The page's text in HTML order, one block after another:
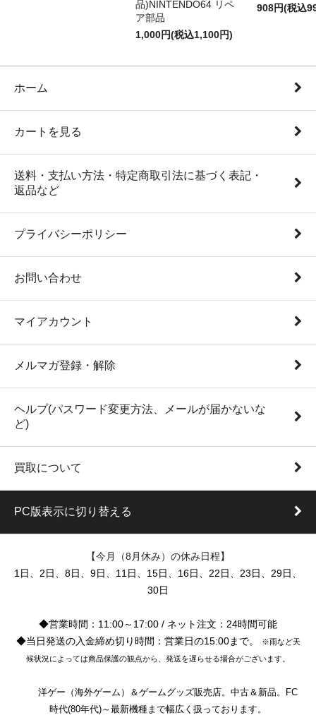
品)NINTENDO64 リペ
ア部品
1,000円(税込1,100円)
908円(税込
ホーム
カートを見る
送料・支払い方法・特定商取引法に基づく表記・
返品など
プライバシーポリシー
お問い合わせ
マイアカウント
メルマガ登録・解除
ヘルプ(パスワード変更方法、メールが届かないな
ど)
買取について
PC版表示に切り替える
【今月（8月休み）の休み日程】
1日、2日、8日、9日、11日、15日、16日、22日、23日、29日、
30日
◆営業時間：11:00～17:00 / ネット注文：24時間可能
◆当日発送の入金締め切り時間：営業日の15:00まで。
※雨など天
候状況によっては商品保護の観点から、発送を遅らせる場合がございます。
洋ゲー（海外ゲーム）＆ゲームグッズ販売店。中古＆新品。FC
時代(80年代)～最新機種まで幅広く扱っております。